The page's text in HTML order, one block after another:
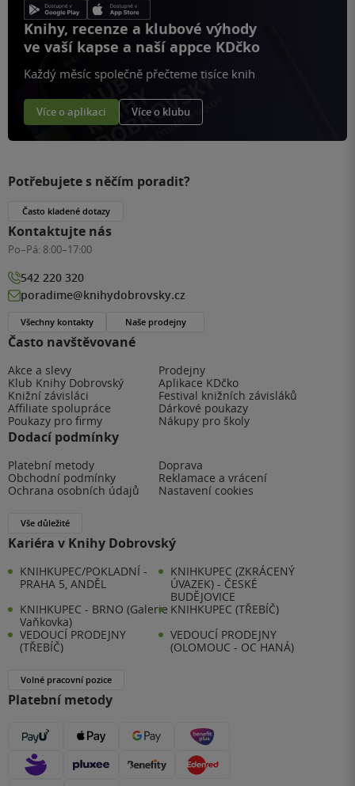
Knihy, recenze a klubové výhody
ve vaší kapse a naší appce KDčko
Každý měsíc společně přečteme tisíce knih
Více o aplikaci Více o klubu
Často navštěvované
Akce a slevy
Prodejny
Klub Knihy Dobrovský
Aplikace KDčko
Knižní závisláci
Festival knižních závisláků
Affiliate spolupráce
Dárkové poukazy
Poukazy pro firmy
Nákupy pro školy
Dodací podmínky
Platební metody
Doprava
Obchodní podmínky
Reklamace a vrácení
Ochrana osobních údajů
Nastavení cookies
Vše důležité
Kariéra v Knihy Dobrovský
KNIHKUPEC/POKLADNÍ -
PRAHA 5, ANDĚL
KNIHKUPEC (ZKRÁCENÝ
ÚVAZEK) - ČESKÉ
BUDĚJOVICE
KNIHKUPEC - BRNO (Galerie
Vaňkovka)
KNIHKUPEC (TŘEBÍČ)
VEDOUCÍ PRODEJNY
(TŘEBÍČ)
VEDOUCÍ PRODEJNY
(OLOMOUC - OC HANÁ)
Volné pracovní pozice
Platební metody
Potřebujete s něčím poradit?
Často kladené dotazy
Kontaktujte nás
Po–Pá: 8:00–17:00
542 220 320
poradime@knihydobrovsky.cz
Všechny kontakty Naše prodejny